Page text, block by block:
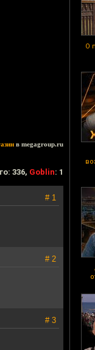
О
в megagroup.ru
336, Goblin: 1
# 1
# 2
# 3